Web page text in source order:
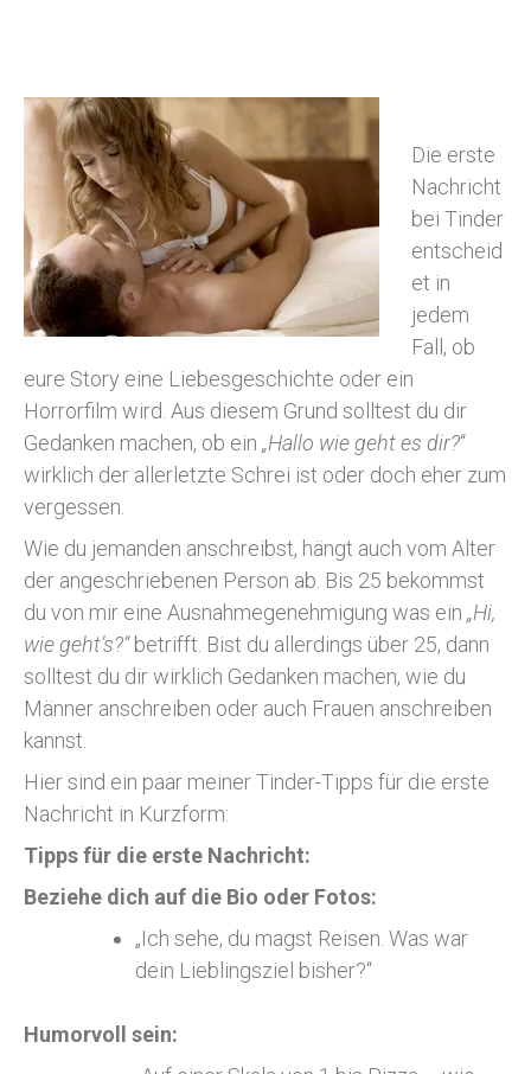
Die erste
Nachricht
bei Tinder
entscheid
et in
jedem
Fall, ob
eure Story eine Liebesgeschichte oder ein
Horrorfilm wird. Aus diesem Grund solltest du dir
Gedanken machen, ob ein „Hallo wie geht es dir?“
wirklich der allerletzte Schrei ist oder doch eher zum
vergessen.
Wie du jemanden anschreibst, hängt auch vom Alter
der angeschriebenen Person ab. Bis 25 bekommst
du von mir eine Ausnahmegenehmigung was ein „Hi,
wie geht’s?“betrifft. Bist du allerdings über 25, dann
solltest du dir wirklich Gedanken machen, wie du
Männer anschreiben oder auch Frauen anschreiben
kannst.
Hier sind ein paar meiner Tinder-Tipps für die erste
Nachricht in Kurzform:
Tipps für die erste Nachricht:
Beziehe dich auf die Bio oder Fotos:
„Ich sehe, du magst Reisen. Was war
dein Lieblingsziel bisher?“
Humorvoll sein: